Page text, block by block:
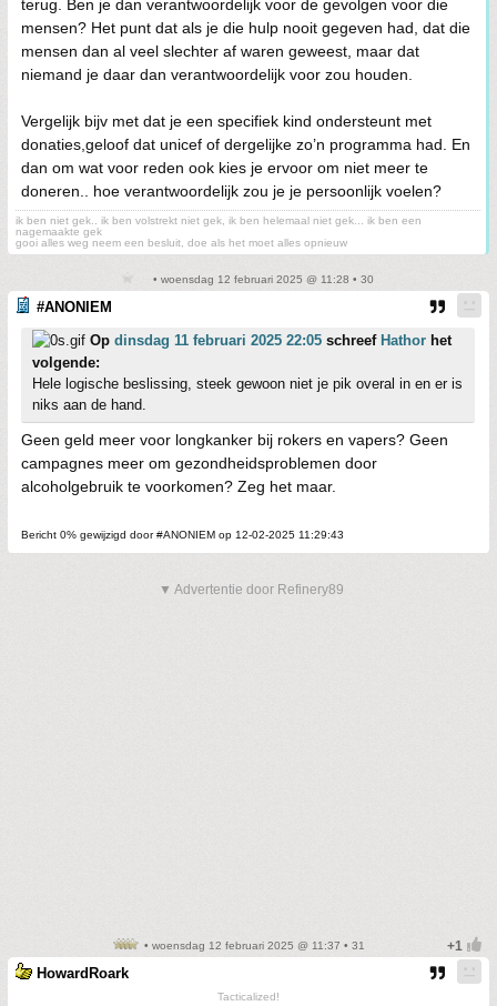
terug. Ben je dan verantwoordelijk voor de gevolgen voor die
mensen? Het punt dat als je die hulp nooit gegeven had, dat die
mensen dan al veel slechter af waren geweest, maar dat
niemand je daar dan verantwoordelijk voor zou houden.
Vergelijk bijv met dat je een specifiek kind ondersteunt met
donaties,geloof dat unicef of dergelijke zo’n programma had. En
dan om wat voor reden ook kies je ervoor om niet meer te
doneren.. hoe verantwoordelijk zou je je persoonlijk voelen?
ik ben niet gek.. ik ben volstrekt niet gek, ik ben helemaal niet gek... ik ben een
nagemaakte gek
gooi alles weg neem een besluit, doe als het moet alles opnieuw
• woensdag 12 februari 2025 @ 11:28 • 30
#ANONIEM
Op dinsdag 11 februari 2025 22:05 schreef Hathor het
volgende:
Hele logische beslissing, steek gewoon niet je pik overal in en er is
niks aan de hand.
Geen geld meer voor longkanker bij rokers en vapers? Geen
campagnes meer om gezondheidsproblemen door
alcoholgebruik te voorkomen? Zeg het maar.
Bericht 0% gewijzigd door #ANONIEM op 12-02-2025 11:29:43
▼ Advertentie door Refinery89
• woensdag 12 februari 2025 @ 11:37 • 31
HowardRoark
Tacticalized!